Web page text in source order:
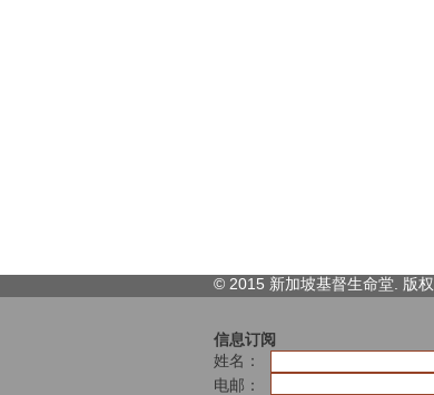
© 2015 新加坡基督生命堂. 版权
信息订阅
姓名：
电邮：